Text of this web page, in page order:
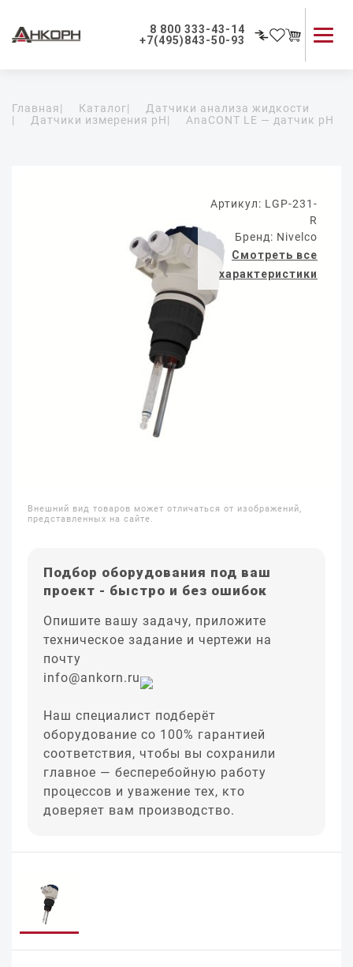
8 800 333-43-14
+7(495)843-50-93
Применение приборов
Главная| Каталог|
Датчики анализа жидкости
|
Датчики измерения pH| AnaCONT LE — датчик pH
Артикул: LGP-231-
R
Бренд: Nivelco
Смотреть все
характеристики
Внешний вид товаров может отличаться от изображений,
представленных на сайте.
Подбор оборудования под ваш
проект - быстро и без ошибок
Опишите вашу задачу, приложите
техническое задание и чертежи на
почту
info@ankorn.ru
Наш специалист подберёт
оборудование со 100% гарантией
соответствия, чтобы вы сохранили
главное — бесперебойную работу
процессов и уважение тех, кто
доверяет вам производство.